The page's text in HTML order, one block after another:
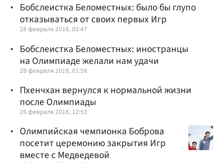
Бобслеистка Беломестных: было бы глупо
отказываться от своих первых Игр
28 февраля 2018, 02:47
Бобслеистка Беломестных: иностранцы
на Олимпиаде желали нам удачи
28 февраля 2018, 01:58
Пхенчхан вернулся к нормальной жизни
после Олимпиады
26 февраля 2018, 12:53
Олимпийская чемпионка Боброва
посетит церемонию закрытия Игр
вместе с Медведевой